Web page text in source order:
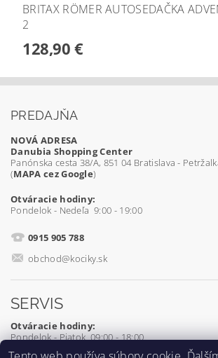
BRITAX RÖMER AUTOSEDAČKA
2
128,90 €
PREDAJŇA
NOVÁ ADRESA
Danubia Shopping Center
Panónska cesta 38/A, 851 04 Bratislava -
(MAPA cez Google)
Otváracie hodiny:
Pondelok - Nedeľa 9:00 - 19:00
0915 905 788
obchod@kociky.sk
SERVIS
Otváracie hodiny:
Pondelok - Piatok 09:00 - 18:00